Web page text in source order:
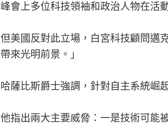
峰會上多位科技領袖和政治人物在活
但美國反對此立場，白宮科技顧問邁
帶來光明前景。」
哈薩比斯爵士強調，針對自主系統崛
他指出兩大主要威脅：一是技術可能